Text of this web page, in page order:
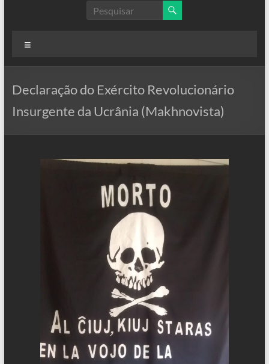
Declaração do Exército Revolucionário
Insurgente da Ucrânia (Makhnovista)